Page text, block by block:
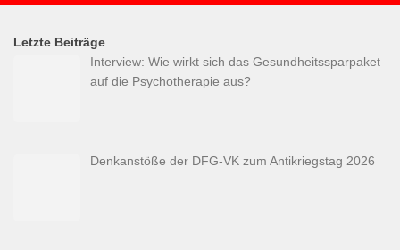
Letzte Beiträge
Interview: Wie wirkt sich das Gesundheitssparpaket
auf die Psychotherapie aus?
Denkanstöße der DFG-VK zum Antikriegstag 2026